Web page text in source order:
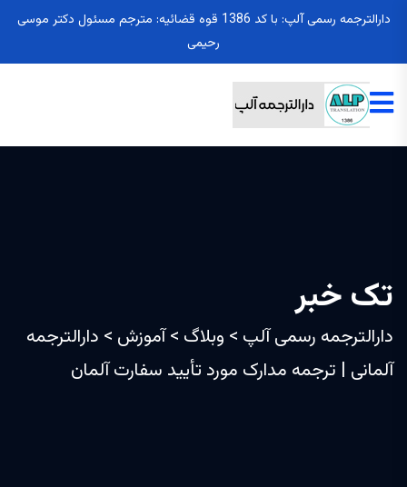
دارالترجمه رسمی آلپ: با کد 1386 قوه قضائیه: مترجم مسئول دکتر موسی
رحیمی
تک خبر
دارالترجمه رسمی آلپ > وبلاگ >آموزش > دارالترجمه
آلمانی | ترجمه مدارک مورد تأیید سفارت آلمان